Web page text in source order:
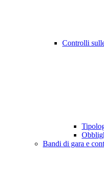
Controlli
Bandi di gara e